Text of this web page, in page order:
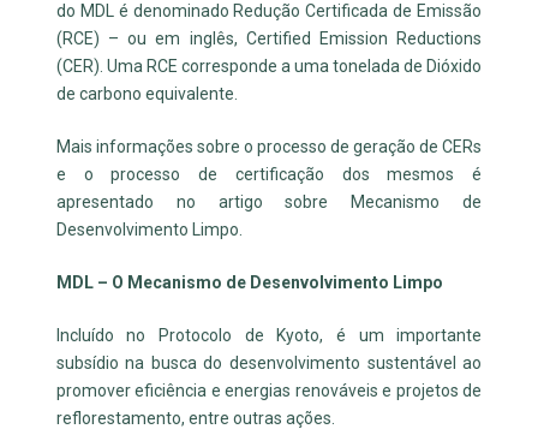
do MDL é denominado Redução Certificada de Emissão
(RCE) – ou em inglês, Certified Emission Reductions
(CER). Uma RCE corresponde a uma tonelada de Dióxido
de carbono equivalente.
Mais informações sobre o processo de geração de CERs
e o processo de certificação dos mesmos é
apresentado no artigo sobre Mecanismo de
Desenvolvimento Limpo.
MDL – O Mecanismo de Desenvolvimento Limpo
Incluído no Protocolo de Kyoto, é um importante
subsídio na busca do desenvolvimento sustentável ao
promover eficiência e energias renováveis e projetos de
reflorestamento, entre outras ações.